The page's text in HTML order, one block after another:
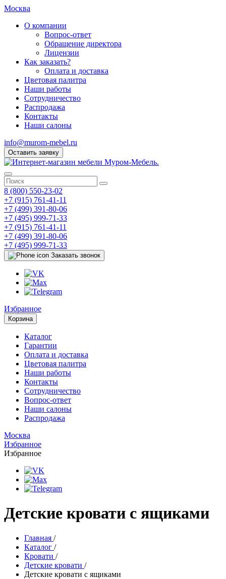
Москва
О компании
Вопрос-ответ
Обращение директора
Лицензии
Как заказать?
Оплата и доставка
Цветовая палитра
Наши работы
Сотрудничество
Распродажа
Контакты
Наши салоны
info@murom-mebel.ru
Оставить заявку
8 (800) 550-23-02
+7 (915) 761-41-11
+7 (499) 391-80-06
+7 (495) 999-71-33
+7 (915) 761-41-11
+7 (499) 391-80-06
+7 (495) 999-71-33
Заказать звонок
Избранное
Корзина
Каталог
Гарантии
Оплата и доставка
Цветовая палитра
Наши работы
Контакты
Сотрудничество
Вопрос-ответ
Наши салоны
Распродажа
Москва
Избранное
Избранное
Детские кровати с ящиками
Главная /
Каталог /
Кровати /
Детские кровати /
Детские кровати с ящиками